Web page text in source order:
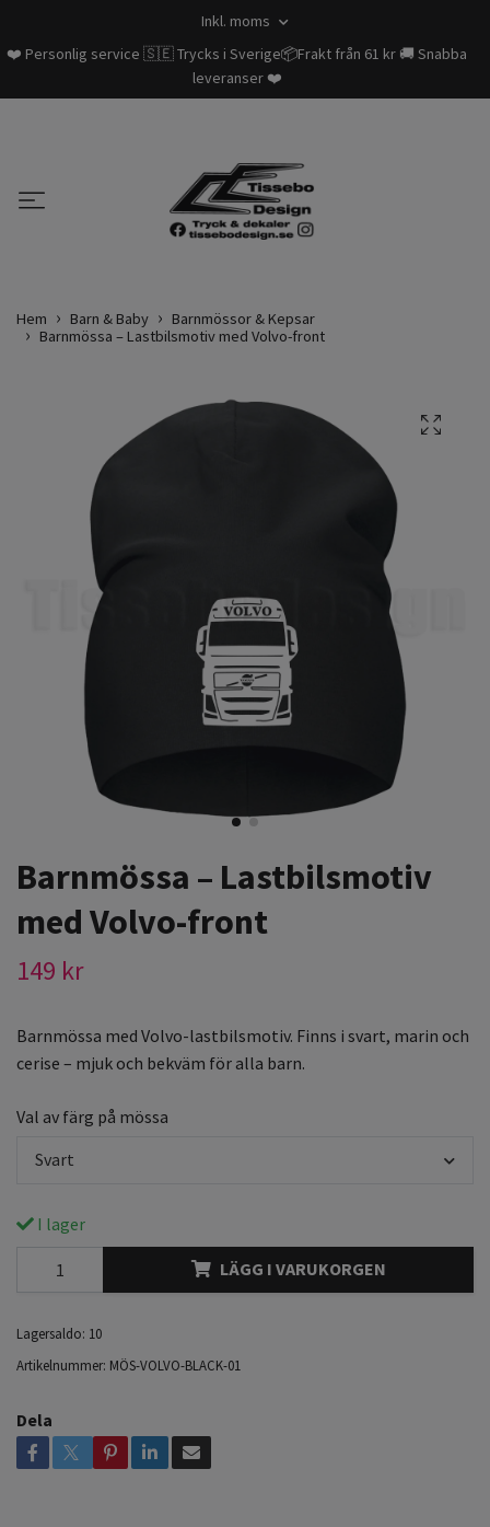
Inkl. moms
❤️ Personlig service 🇸🇪 Trycks i Sverige📦Frakt från 61 kr 🚚 Snabba
leveranser ❤️
Hem Barn & Baby
Barnmössor & Kepsar
Barnmössa – Lastbilsmotiv med Volvo-front
Barnmössa – Lastbilsmotiv
med Volvo-front
149 kr
Barnmössa med Volvo-lastbilsmotiv. Finns i svart, marin och
cerise – mjuk och bekväm för alla barn.
Val av färg på mössa
Svart
I lager
LÄGG I VARUKORGEN
Lagersaldo: 10
Artikelnummer: MÖS-VOLVO-BLACK-01
Dela